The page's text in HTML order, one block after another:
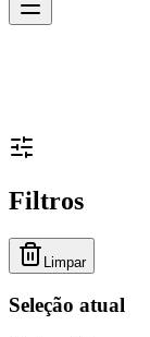
Filtros
Limpar
Seleção atual